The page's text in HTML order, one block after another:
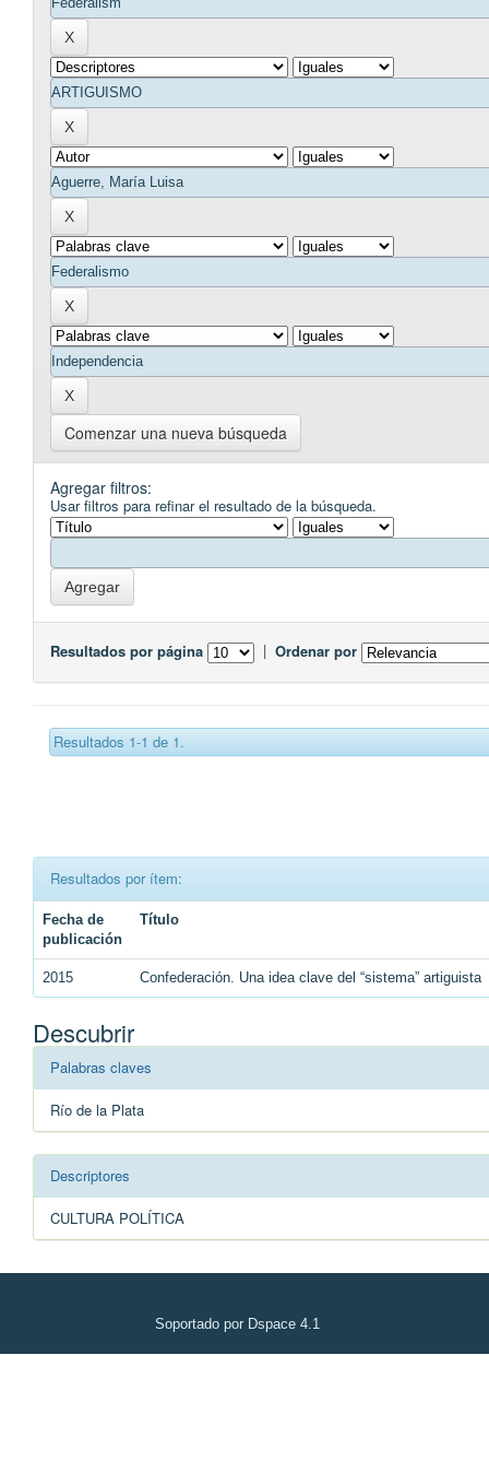
Comenzar una nueva búsqueda
Agregar filtros:
Usar filtros para refinar el resultado de la búsqueda.
Resultados por página | Ordenar por
Resultados 1-1 de 1.
Resultados por ítem:
Fecha de
publicación
Título
2015 Confederación. Una idea clave del “sistema” artiguista
Descubrir
Palabras claves
Río de la Plata
Descriptores
CULTURA POLÍTICA
Soportado por Dspace 4.1